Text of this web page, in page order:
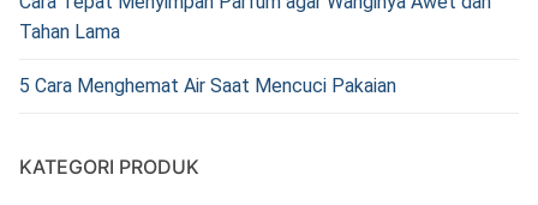
Tahan Lama
5 Cara Menghemat Air Saat Mencuci Pakaian
KATEGORI PRODUK